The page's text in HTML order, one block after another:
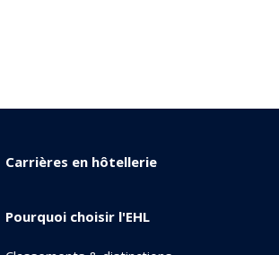
Carrières en hôtellerie
Pourquoi choisir l'EHL